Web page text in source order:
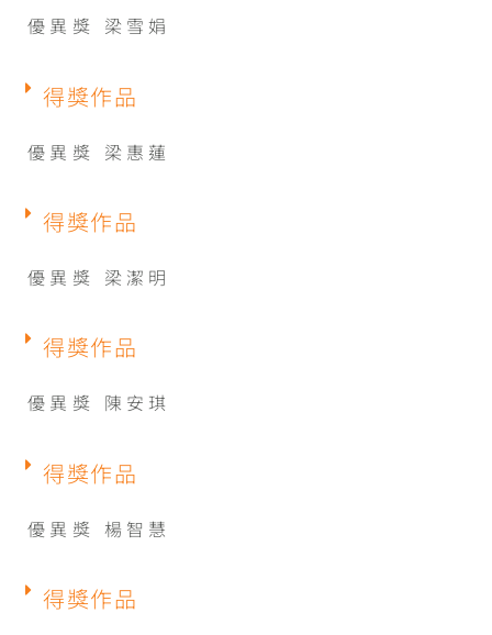
優異獎 梁雪娟
得獎作品
優異獎 梁惠蓮
得獎作品
優異獎 梁潔明
得獎作品
優異獎 陳安琪
得獎作品
優異獎 楊智慧
得獎作品